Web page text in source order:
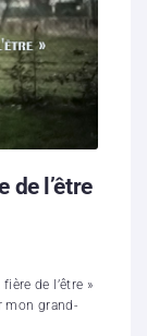
de l’être
de l’être »
mon grand-